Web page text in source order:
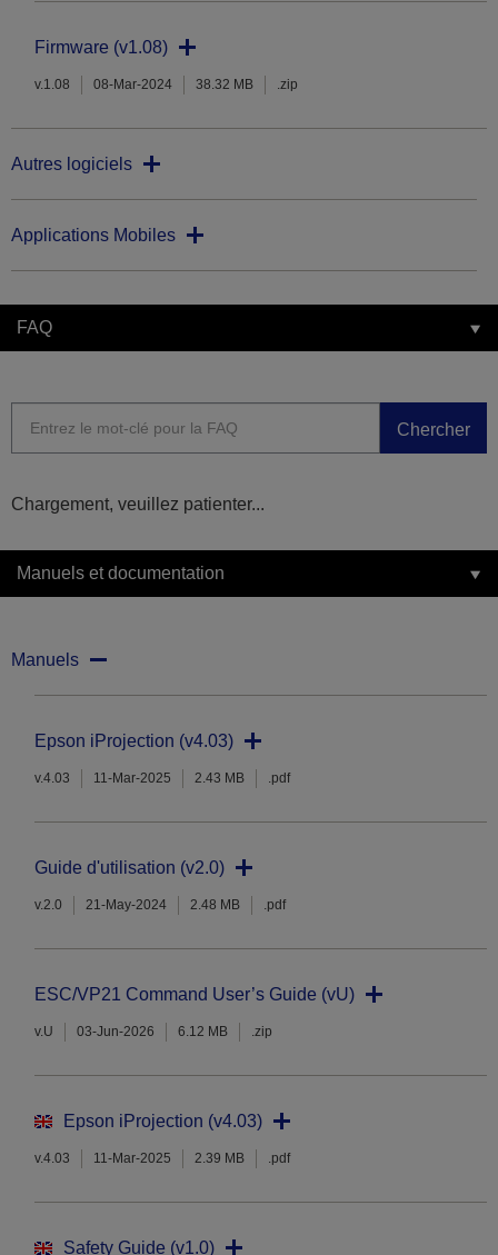
Firmware (v1.08)
v.1.08 08-Mar-2024 38.32 MB .zip
Autres logiciels
Applications Mobiles
FAQ
Chercher
Chargement, veuillez patienter...
Manuels et documentation
Manuels
Epson iProjection (v4.03)
v.4.03 11-Mar-2025 2.43 MB .pdf
Guide d'utilisation (v2.0)
v.2.0 21-May-2024 2.48 MB .pdf
ESC/VP21 Command User’s Guide (vU)
v.U 03-Jun-2026 6.12 MB .zip
Epson iProjection (v4.03)
v.4.03 11-Mar-2025 2.39 MB .pdf
Safety Guide (v1.0)